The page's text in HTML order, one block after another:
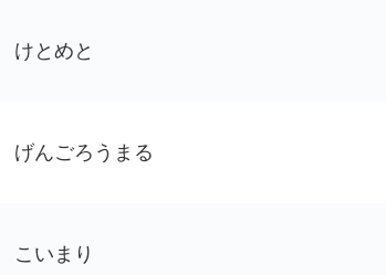
けとめと
げんごろうまる
こいまり